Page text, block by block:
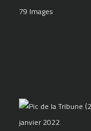
79 Images